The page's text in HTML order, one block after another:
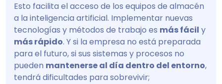
Esto facilita el acceso de los equipos de almacén
a la inteligencia artificial. Implementar nuevas
tecnologías y métodos de trabajo es más fácil y
más rápido. Y si la empresa no está preparada
para el futuro, si sus sistemas y procesos no
pueden mantenerse al día dentro del entorno,
tendrá dificultades para sobrevivir;